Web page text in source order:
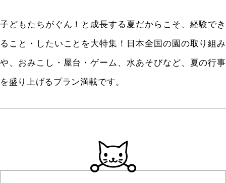
子どもたちがぐん！と成長する夏だからこそ、経験でき
ること・したいことを大特集！日本全国の園の取り組み
や、おみこし・屋台・ゲーム、水あそびなど、夏の行事
を盛り上げるプラン満載です。